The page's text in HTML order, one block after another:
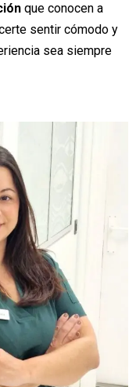
que conocen a
sentir cómodo y
sea siempre